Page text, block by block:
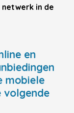
in de
en
mobiele
volgende